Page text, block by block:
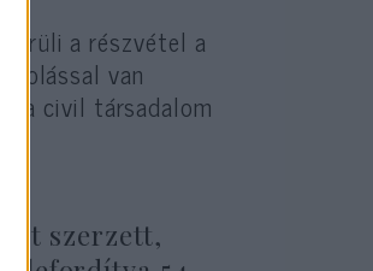
a részvétel a
van
a civil társadalom
szerzett,